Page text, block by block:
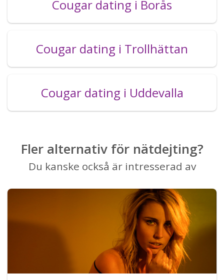
Cougar dating i Borås
Cougar dating i Trollhättan
Cougar dating i Uddevalla
Fler alternativ för nätdejting?
Du kanske också är intresserad av